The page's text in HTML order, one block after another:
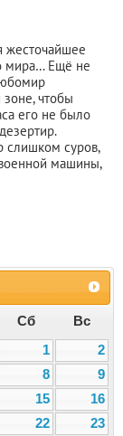
жесточайшее
мира… Ещё не
чтобы
его не было
слишком суров,
машины,
Сб
Вс
1
2
8
9
15
16
22
23